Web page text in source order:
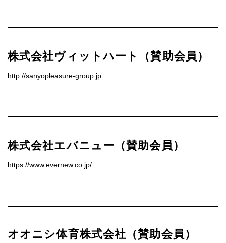
株式会社ヴィットハート（賛助会員）
http://sanyopleasure-group.jp
株式会社エバニュー（賛助会員）
https://www.evernew.co.jp/
オオニシ体育株式会社（賛助会員）